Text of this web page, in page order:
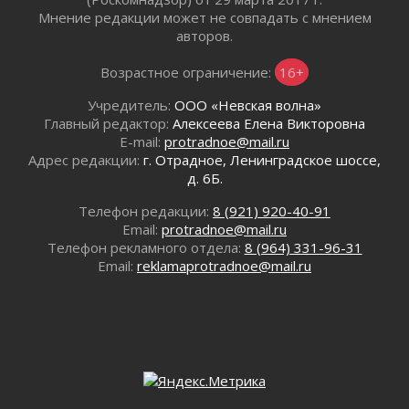
01 августа 2026
Лето катится с горки
В Ленобласти открылась экспозиция к 150-
летию Билибина
01 августа 2026
Лето без гаджетов
01 августа 2026
Болезнь девственниц и вампиров
01 августа 2026
Безмолвный крик о помощи
01 августа 2026
В музей всей семьёй
Мнение редакции может не совпадать с мнением
авторов.
Возрастное ограничение: 16+
Учредитель: ООО «Невская волна»
Главный редактор: Алексеева Елена Викторовна
E-mail: protradnoe@mail.ru
Адрес редакции: г. Отрадное, Ленинградское шоссе,
д. 6Б.
Телефон редакции: 8 (921) 920-40-91
Email: protradnoe@mail.ru
Телефон рекламного отдела: 8 (964) 331-96-31
Email: reklamaprotradnoe@mail.ru